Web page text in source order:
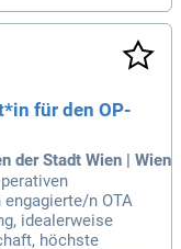
für den OP-
der Stadt Wien | Wien
n OTA
idealerweise
höchste